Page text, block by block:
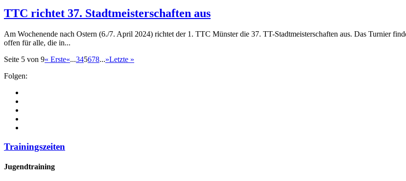
TTC richtet 37. Stadtmeisterschaften aus
Am Wochenende nach Ostern (6./7. April 2024) richtet der 1. TTC Münster die 37. TT-Stadtmeisterschaften aus. Das Turnier
offen für alle, die in...
Seite 5 von 9« Erste«...345678...»Letzte »
Folgen:
Trainingszeiten
Jugendtraining